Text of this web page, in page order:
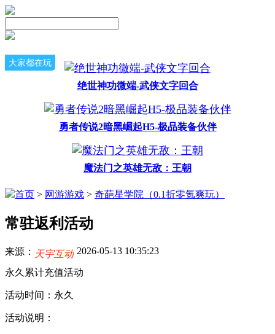
大家都在玩
绝世神功微端-武侠文字回合
勇者传说2暗黑崛起H5-极品装备伙伴
魔法门之英雄无敌：王朝
首页 > 网游游戏 > 奇葩星学院（0.1折零氪爽玩）
常驻返利活动
来源： 天宇互动 2026-05-13 10:35:23
永久累计充值活动
活动时间：永久
活动说明：